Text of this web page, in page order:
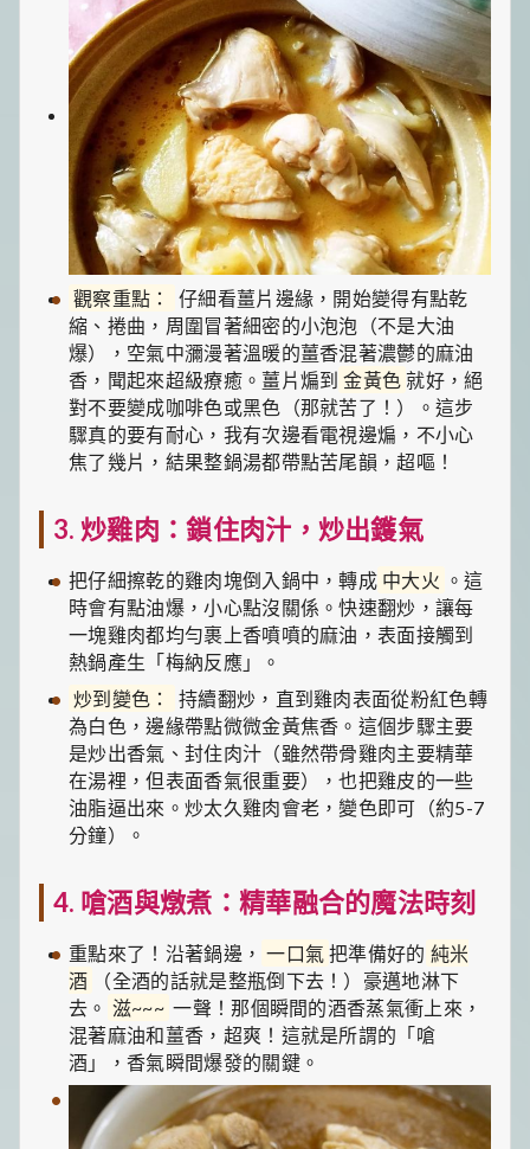
觀察重點：
仔細看薑片邊緣，開始變得有點乾
縮、捲曲，周圍冒著細密的小泡泡（不是大油
爆），空氣中瀰漫著溫暖的薑香混著濃鬱的麻油
香，聞起來超級療癒。薑片煸到 金黃色 就好，絕
對不要變成咖啡色或黑色（那就苦了！）。這步
驟真的要有耐心，我有次邊看電視邊煸，不小心
焦了幾片，結果整鍋湯都帶點苦尾韻，超嘔！
3. 炒雞肉：鎖住肉汁，炒出鑊氣
把仔細擦乾的雞肉塊倒入鍋中，轉成 中大火 。這
時會有點油爆，小心點沒關係。快速翻炒，讓每
一塊雞肉都均勻裹上香噴噴的麻油，表面接觸到
熱鍋產生「梅納反應」。
炒到變色：
持續翻炒，直到雞肉表面從粉紅色轉
為白色，邊緣帶點微微金黃焦香。這個步驟主要
是炒出香氣、封住肉汁（雖然帶骨雞肉主要精華
在湯裡，但表面香氣很重要），也把雞皮的一些
油脂逼出來。炒太久雞肉會老，變色即可（約5-7
分鐘）。
4. 嗆酒與燉煮：精華融合的魔法時刻
重點來了！沿著鍋邊， 一口氣 把準備好的 純米
酒
（全酒的話就是整瓶倒下去！）豪邁地淋下
去。 滋~~~ 一聲！那個瞬間的酒香蒸氣衝上來，
混著麻油和薑香，超爽！這就是所謂的「嗆
酒」，香氣瞬間爆發的關鍵。